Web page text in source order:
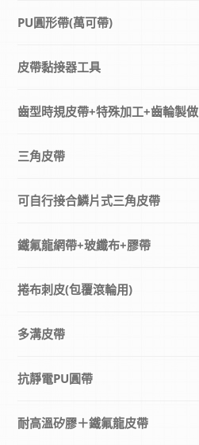
PU圓形帶(萬可帶)
皮帶黏接器工具
齒型時規皮帶+特殊加工+齒輪製做
三角皮帶
可自行接合鱗片式三角皮帶
鐵氟龍網帶+玻纖布+膠帶
捲布刺皮(包覆滾輪用)
多溝皮帶
抗靜電PU圓帶
耐高溫矽膠＋鐵氟龍皮帶